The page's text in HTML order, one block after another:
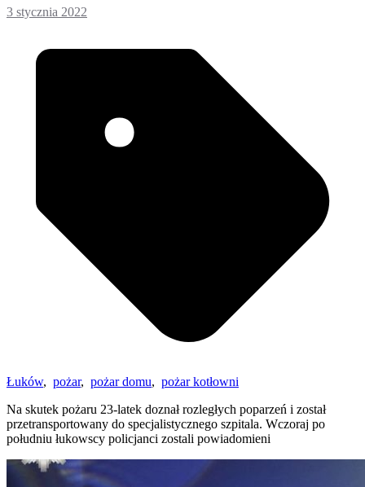
3 stycznia 2022
Łuków, pożar, pożar domu, pożar kotłowni
Na skutek pożaru 23-latek doznał rozległych poparzeń i został
przetransportowany do specjalistycznego szpitala. Wczoraj po
południu łukowscy policjanci zostali powiadomieni